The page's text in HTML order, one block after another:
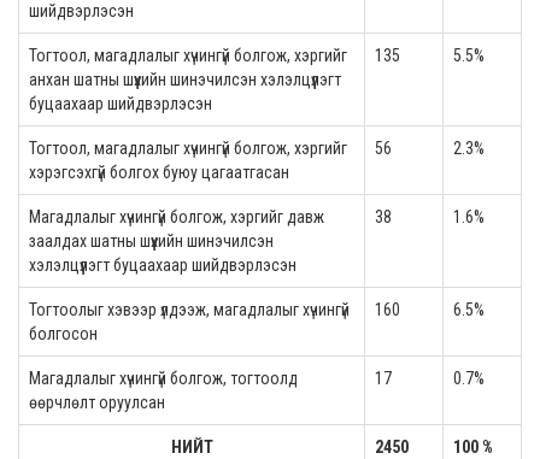
шийдвэрлэсэн
Тогтоол, магадлалыг хүчингүй болгож, хэргийг
анхан шатны шүүхийн шинэчилсэн хэлэлцүүлэгт
буцаахаар шийдвэрлэсэн
135 5.5%
Тогтоол, магадлалыг хүчингүй болгож, хэргийг
хэрэгсэхгүй болгох буюу цагаатгасан
56 2.3%
Магадлалыг хүчингүй болгож, хэргийг давж
заалдах шатны шүүхийн шинэчилсэн
хэлэлцүүлэгт буцаахаар шийдвэрлэсэн
38 1.6%
Тогтоолыг хэвээр үлдээж, магадлалыг хүчингүй
болгосон
160 6.5%
Магадлалыг хүчингүй болгож, тогтоолд
өөрчлөлт оруулсан
17 0.7%
НИЙТ 2450 100 %